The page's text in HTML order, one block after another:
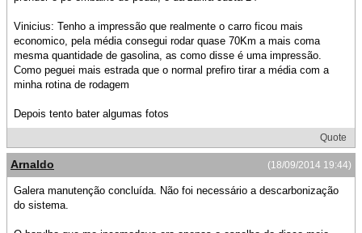
Vinicius: Tenho a impressão que realmente o carro ficou mais
economico, pela média consegui rodar quase 70Km a mais coma
mesma quantidade de gasolina, as como disse é uma impressão.
Como peguei mais estrada que o normal prefiro tirar a média com a
minha rotina de rodagem
Depois tento bater algumas fotos
Quote
(18/09/2014 19:44)
Arnaldo
Galera manutenção concluída. Não foi necessário a descarbonização
do sistema.